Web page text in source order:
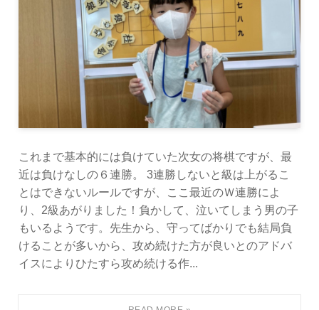
これまで基本的には負けていた次女の将棋ですが、最
近は負けなしの６連勝。 3連勝しないと級は上がるこ
とはできないルールですが、ここ最近のＷ連勝によ
り、2級あがりました！負かして、泣いてしまう男の子
もいるようです。先生から、守ってばかりでも結局負
けることが多いから、攻め続けた方が良いとのアドバ
イスによりひたすら攻め続ける作...